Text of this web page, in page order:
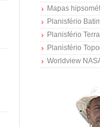
Mapas
Planisfério
Planisfério
Planisfério
Worldview